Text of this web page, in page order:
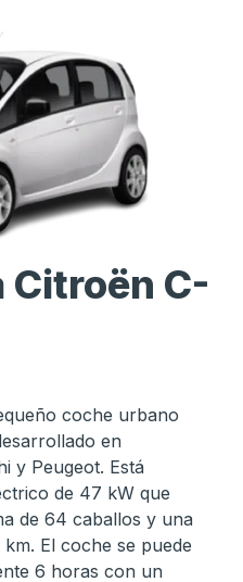
Citroën C-
coche urbano
en
y Peugeot. Está
de 47 kW que
de 64 caballos y una
El coche se puede
6 horas con un